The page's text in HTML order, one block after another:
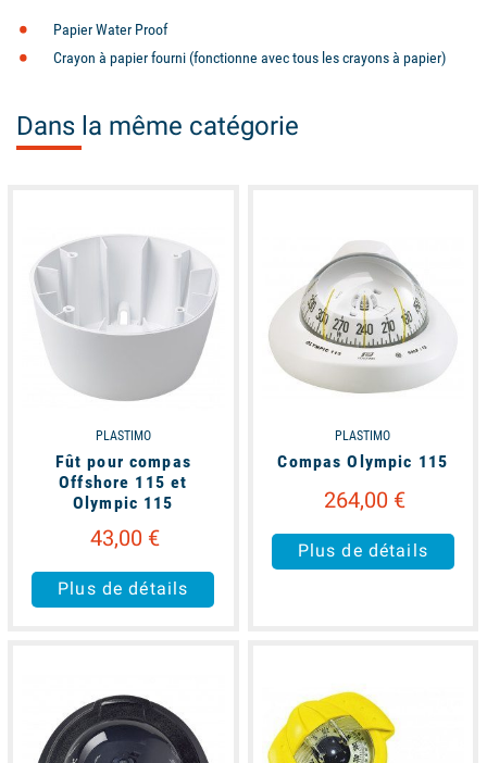
Papier Water Proof
Crayon à papier fourni (fonctionne avec tous les crayons à papier)
Dans la même catégorie
PLASTIMO
Fût pour compas
Offshore 115 et
Olympic 115
43,00 €
Plus de détails
PLASTIMO
Compas Olympic 115
264,00 €
Plus de détails